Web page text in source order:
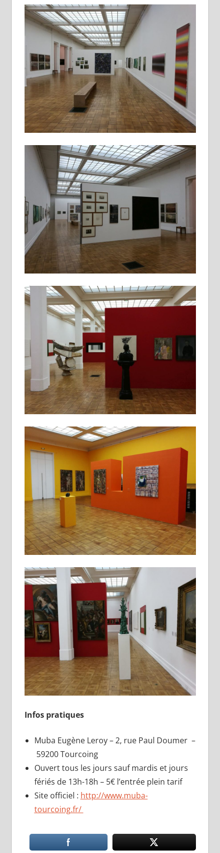
Infos pratiques
Muba Eugène Leroy – 2, rue Paul Doumer –
59200 Tourcoing
Ouvert tous les jours sauf mardis et jours
fériés de 13h-18h – 5€ l’entrée plein tarif
Site officiel : http://www.muba-
tourcoing.fr/